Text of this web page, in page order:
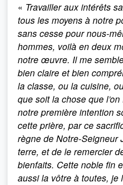
« Travailler aux intérêts
tous les moyens à notre
sans cesse pour nous-
hommes, voilà en deux
notre œuvre. Il me
bien claire et bien
la classe, ou la cuisine,
que soit la chose que
notre première intention
cette prière, par ce
règne de Notre-Seigneur
terre, et de le remercier
bienfaits. Cette noble fin
aussi la vôtre à toutes, je